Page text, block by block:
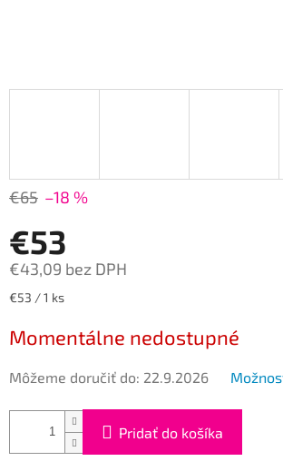
€65 –18 %
€53
€43,09 bez DPH
Jednotková
€53 / 1 ks
Momentálne nedostupné
Môžeme doručiť do: 22.9.2026
Pridať do košíka